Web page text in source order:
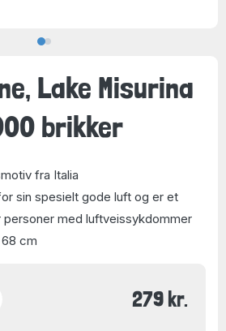
Lake Misurina
brikker
fra Italia
sin spesielt gode luft og er et
med luftveissykdommer
cm
279 kr.